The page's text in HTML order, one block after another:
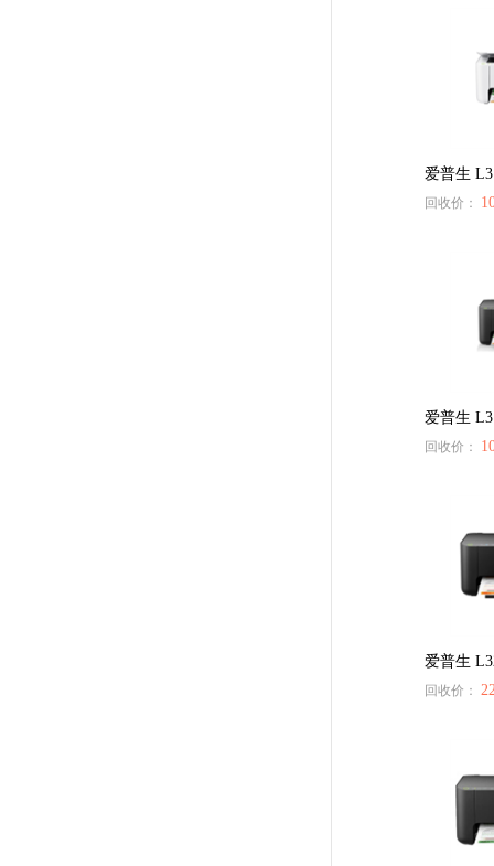
爱普生
回收价：
爱普生
回收价：
爱普生
回收价：